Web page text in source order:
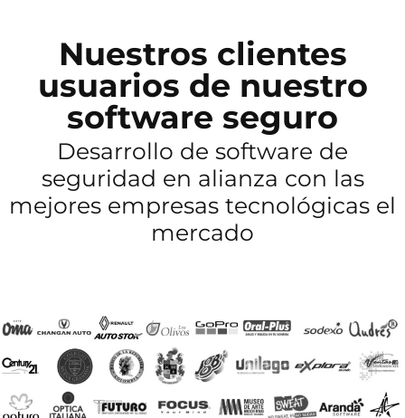
Nuestros clientes
usuarios de nuestro
software seguro
Desarrollo de software de
seguridad en alianza con las
mejores empresas tecnológicas el
mercado